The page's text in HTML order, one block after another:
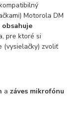
Motorola DM
obsahuje
pre ktoré si
(vysielačky) zvoliť
a záves mikrofónu